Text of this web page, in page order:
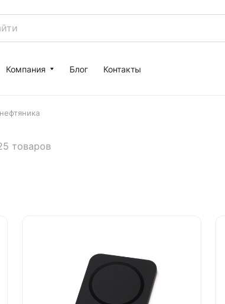
Компания Блог Контакты
товаров